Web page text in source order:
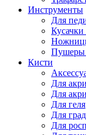
Инструменты
Для
Пушеры
Кисти
Для
Для
Для геля
Для
Для